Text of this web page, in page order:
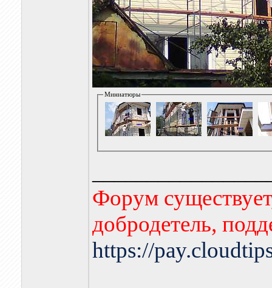
Миниатюры
Форум
добродетель,
https://